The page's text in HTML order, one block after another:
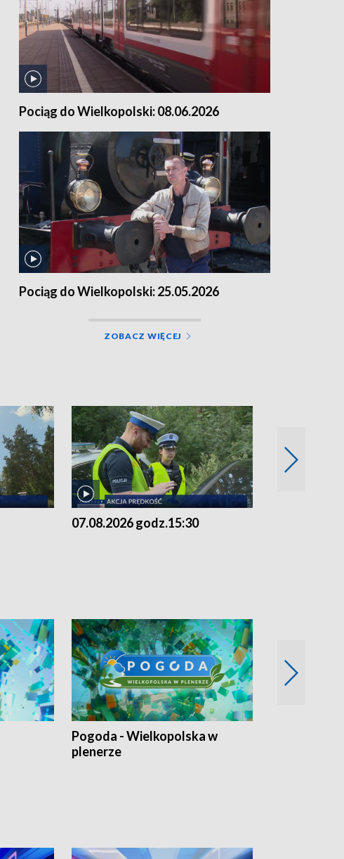
Pociąg do Wielkopolski: 08.06.2026
Pociąg do Wielkopolski: 25.05.2026
ZOBACZ WIĘCEJ
07.08.2026 godz.15:30
Pogoda - Wielkopolska w
plenerze